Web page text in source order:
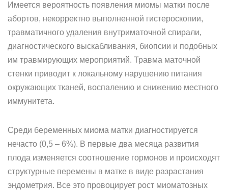
Имеется вероятность появления миомы матки после
абортов, некорректно выполненной гистероскопии,
травматичного удаления внутриматочной спирали,
диагностического выскабливания, биопсии и подобных
им травмирующих мероприятий. Травма маточной
стенки приводит к локальному нарушению питания
окружающих тканей, воспалению и снижению местного
иммунитета.
Среди беременных миома матки диагностируется
нечасто (0,5 – 6%). В первые два месяца развития
плода изменяется соотношение гормонов и происходят
структурные перемены в матке в виде разрастания
эндометрия. Все это провоцирует рост миоматозных